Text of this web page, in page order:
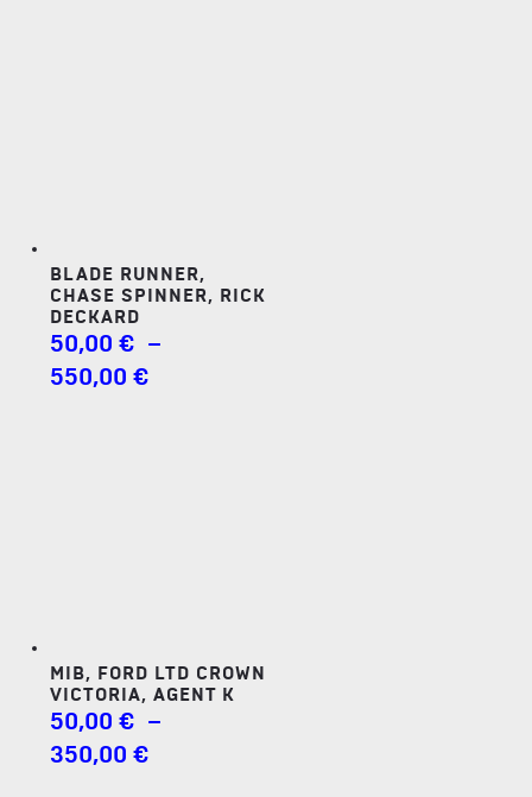
BLADE RUNNER,
CHASE SPINNER, RICK
DECKARD
50,00 € –
550,00 €PLAGE
MIB, FORD LTD CROWN
VICTORIA, AGENT K
50,00 € –
350,00 €PLAGE